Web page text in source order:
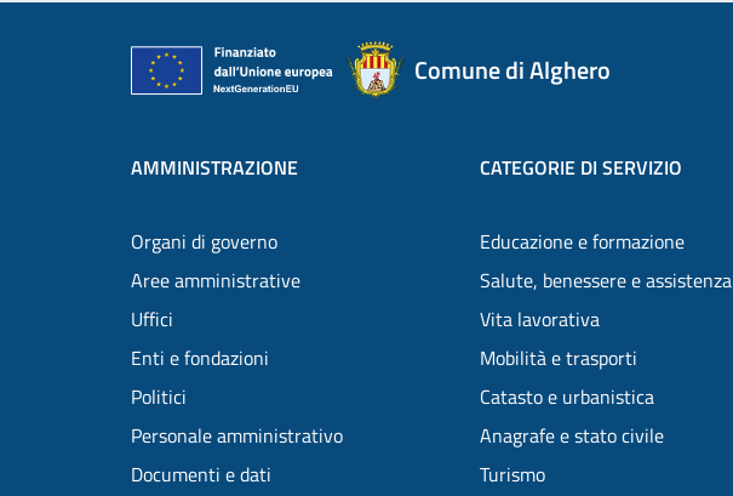
Comune di Alghero
AMMINISTRAZIONE
Organi di governo
Aree amministrative
Uffici
Enti e fondazioni
Politici
Personale amministrativo
Documenti e dati
CATEGORIE DI SERVIZIO
Educazione e formazione
Salute, benessere e assistenza
Vita lavorativa
Mobilità e trasporti
Catasto e urbanistica
Anagrafe e stato civile
Turismo